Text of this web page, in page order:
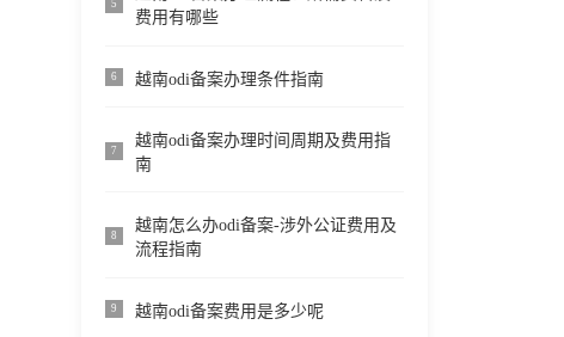
5
费用有哪些
6 越南odi备案办理条件指南
7
越南odi备案办理时间周期及费用指
南
8
越南怎么办odi备案-涉外公证费用及
流程指南
9 越南odi备案费用是多少呢